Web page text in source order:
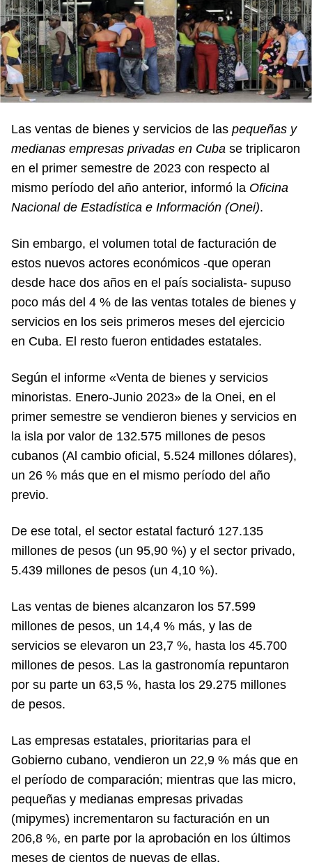
Las ventas de bienes y servicios de las pequeñas y
medianas empresas privadas en Cuba se triplicaron
en el primer semestre de 2023 con respecto al
mismo período del año anterior, informó la Oficina
Nacional de Estadística e Información (Onei).
Sin embargo, el volumen total de facturación de
estos nuevos actores económicos -que operan
desde hace dos años en el país socialista- supuso
poco más del 4 % de las ventas totales de bienes y
servicios en los seis primeros meses del ejercicio
en Cuba. El resto fueron entidades estatales.
Según el informe «Venta de bienes y servicios
minoristas. Enero-Junio 2023» de la Onei, en el
primer semestre se vendieron bienes y servicios en
la isla por valor de 132.575 millones de pesos
cubanos (Al cambio oficial, 5.524 millones dólares),
un 26 % más que en el mismo período del año
previo.
De ese total, el sector estatal facturó 127.135
millones de pesos (un 95,90 %) y el sector privado,
5.439 millones de pesos (un 4,10 %).
Las ventas de bienes alcanzaron los 57.599
millones de pesos, un 14,4 % más, y las de
servicios se elevaron un 23,7 %, hasta los 45.700
millones de pesos. Las la gastronomía repuntaron
por su parte un 63,5 %, hasta los 29.275 millones
de pesos.
Las empresas estatales, prioritarias para el
Gobierno cubano, vendieron un 22,9 % más que en
el período de comparación; mientras que las micro,
pequeñas y medianas empresas privadas
(mipymes) incrementaron su facturación en un
206,8 %, en parte por la aprobación en los últimos
meses de cientos de nuevas de ellas.